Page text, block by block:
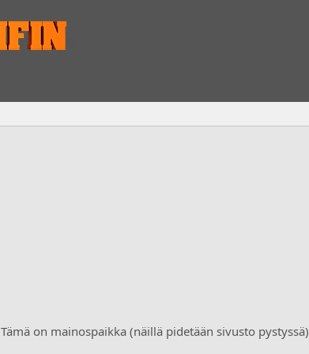
Tämä on mainospaikka (näillä pidetään sivusto pystyssä)